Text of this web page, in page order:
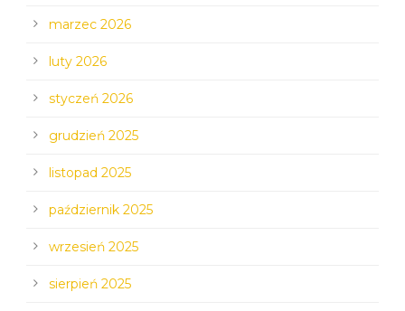
marzec 2026
luty 2026
styczeń 2026
grudzień 2025
listopad 2025
październik 2025
wrzesień 2025
sierpień 2025